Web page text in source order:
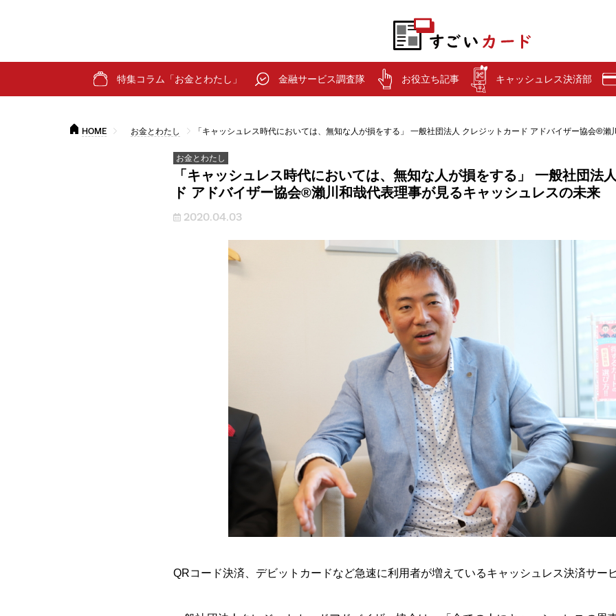
特集コラム「お金とわたし」 金融サービス調査隊 お役立ち記事 キャッシュレス決済部
HOME お金とわたし 「キャッシュレス時代においては、無知な人が損をする」 一般社団法人 クレジットカード アドバイザー協会®︎
お金とわたし
「キャッシュレス時代においては、無知な人が損をする」 一般社団法
ド アドバイザー協会®︎瀨川和哉代表理事が見るキャッシュレスの未来
2020.04.03
QRコード決済、デビットカードなど急速に利用者が増えているキャッシュレス決済サー